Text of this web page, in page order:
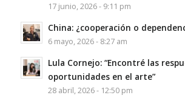
17 junio, 2026 - 9:11 pm
China: ¿cooperación o
6 mayo, 2026 - 8:27 am
Lula Cornejo: “Encontré las
oportunidades en el arte”
28 abril, 2026 - 12:50 pm